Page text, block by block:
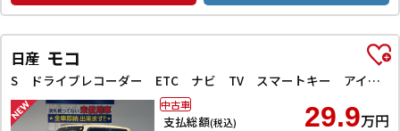
日産 モコ
S ドライブレコーダー ETC ナビ TV スマートキー アイドリングストップ ベンチシート CVT CD アルミホイール エアコン パワーウィンドウ
支払総額(税込) 29.9万円
中古車